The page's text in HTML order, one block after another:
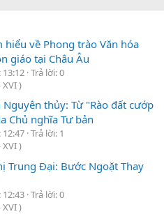
về Phong trào Văn hóa
giáo tại Châu Âu
13:12 Trả lời: 0
)
thủy: Từ "Rào đất cướp
Chủ nghĩa Tư bản
12:47 Trả lời: 1
)
Trung Đại: Bước Ngoặt Thay
12:43 Trả lời: 0
)